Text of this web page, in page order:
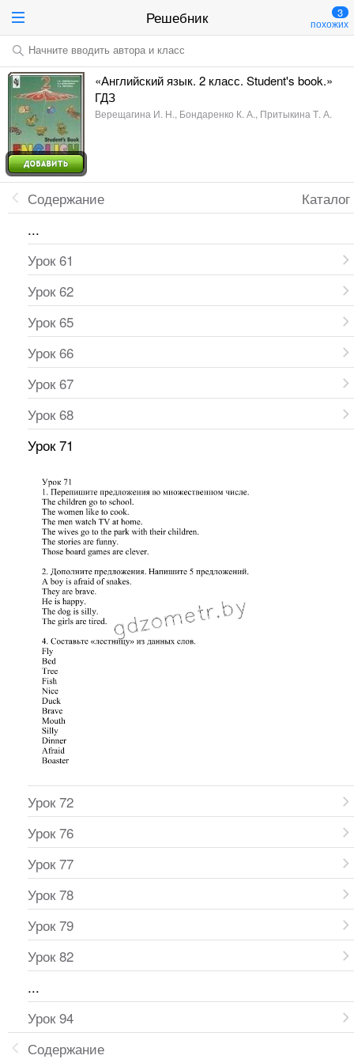
Решебник 3
похожих
Начните вводить автора и класс
«Английский язык. 2 класс. Student's book.»
ГДЗ
Верещагина И. Н., Бондаренко К. А., Притыкина Т. А.
Каталог
Содержание
...
Урок 61
Урок 62
Урок 65
Урок 66
Урок 67
Урок 68
Урок 71
Урок 72
Урок 76
Урок 77
Урок 78
Урок 79
Урок 82
...
Урок 94
Содержание